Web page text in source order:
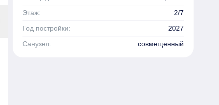
Этаж:
2/7
Год постройки:
2027
Санузел:
совмещенный